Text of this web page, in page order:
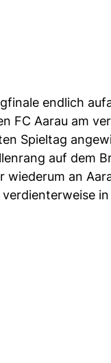
endlich
FC Aarau am
Spieltag
auf dem
wiederum an
in